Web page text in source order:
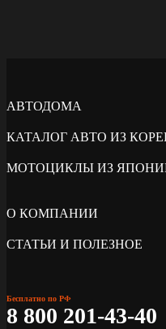
АВТОДОМА
КАТАЛОГ АВТО ИЗ
МОТОЦИКЛЫ ИЗ
О КОМПАНИИ
СТАТЬИ И ПОЛЕЗНОЕ
Бесплатно по РФ
8 800 201-43-40